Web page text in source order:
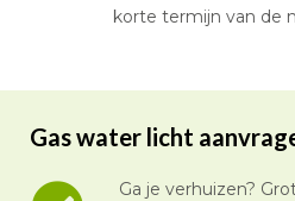
korte termijn van de
Gas water licht
Ga je verhuizen?